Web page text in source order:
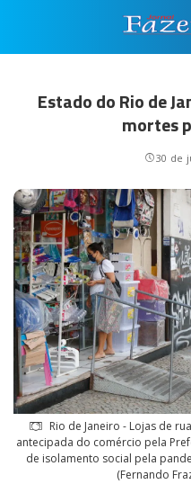
Estado do Rio de
mortes
30 de
Rio de Janeiro - Lojas de
antecipada do comércio pela
de isolamento social pela
(Fernando